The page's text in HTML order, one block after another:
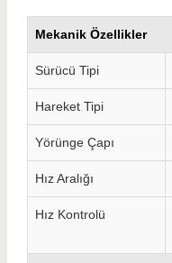
Mekanik Özellikler
Sürücü Tipi
Hareket Tipi
Yörünge Çapı
Hız Aralığı
Hız Kontrolü